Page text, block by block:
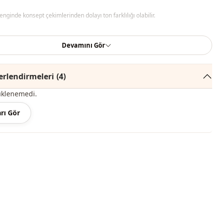
konsept çekimlerinden dolayı ton farklılığı olabilir.
Bisiklet yaka
Devamını Gör
(4)
Gör